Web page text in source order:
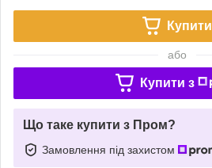
Купити
або
Купити з
Що таке купити з Пром?
Замовлення під захистом